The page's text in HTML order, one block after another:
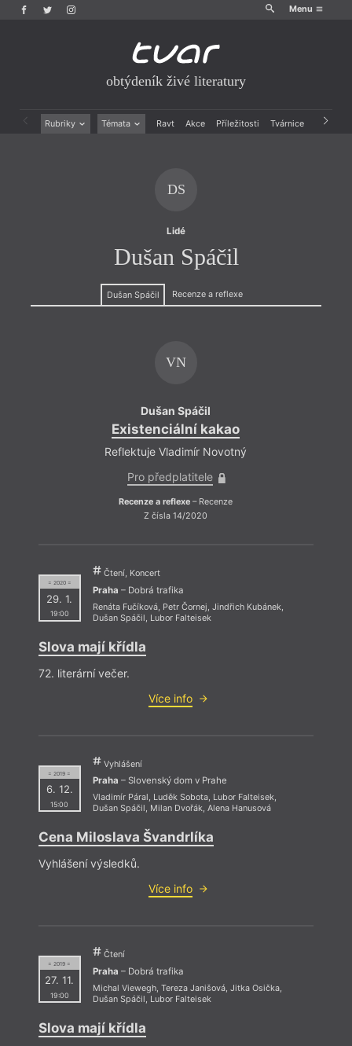
Menu
obtýdeník živé literatury
Rubriky Témata Ravt Akce Příležitosti Tvárnice Archiv
DS
Lidé
Dušan Spáčil
Dušan Spáčil Recenze a reflexe
VN
Dušan Spáčil
Existenciální kakao
Reflektuje Vladimír Novotný
Pro předplatitele
Recenze a reflexe – Recenze
Z čísla 14/2020
= 2020 =
29. 1.
19:00
Čtení, Koncert
Praha – Dobrá trafika
Renáta Fučíková, Petr Čornej, Jindřich Kubánek,
Dušan Spáčil, Lubor Falteisek
Slova mají křídla
72. literární večer.
Více info
= 2019 =
6. 12.
15:00
Vyhlášení
Praha – Slovenský dom v Prahe
Vladimír Páral , Luděk Sobota, Lubor Falteisek,
Dušan Spáčil , Milan Dvořák, Alena Hanusová
Cena Miloslava Švandrlíka
Vyhlášení výsledků.
Více info
= 2019 =
27. 11.
19:00
Čtení
Praha – Dobrá trafika
Michal Viewegh, Tereza Janišová, Jitka Osička,
Dušan Spáčil , Lubor Falteisek
Slova mají křídla